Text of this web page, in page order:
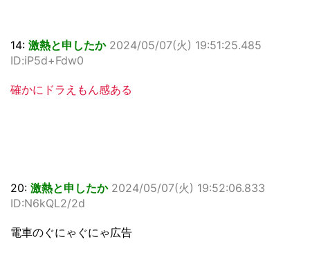
14: 激熱と申したか 2024/05/07(火) 19:51:25.485
ID:iP5d+Fdw0
確かにドラえもん感ある
20: 激熱と申したか 2024/05/07(火) 19:52:06.833
ID:N6kQL2/2d
電車のぐにゃぐにゃ広告